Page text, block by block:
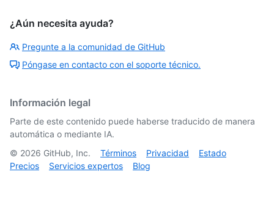
¿Aún necesita ayuda?
Pregunte a la comunidad de GitHub
Póngase en contacto con el soporte técnico.
Información legal
Parte de este contenido puede haberse traducido de manera
automática o mediante IA.
© 2026 GitHub, Inc. Términos Privacidad
Estado
Precios
Servicios expertos Blog